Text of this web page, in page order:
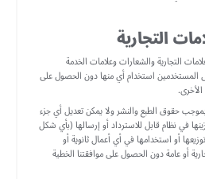
التجارية
التجارية والشعارات وعلامات الخدمة
المستخدمين استخدام أي منها دون الحصول على
حقوق الطبع والنشر ولا يمكن تعديل أي جزء
في نظام قابل للاسترداد أو إرسالها (بأي شكل
أو استخدامها في أي أعمال ثانوية أو
أو عامة دون الحصول على موافقتنا الخطية